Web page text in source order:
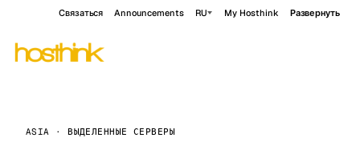
Связаться Announcements RU My Hosthink Развернуть
ASIA · ВЫДЕЛЕННЫЕ СЕРВЕРЫ